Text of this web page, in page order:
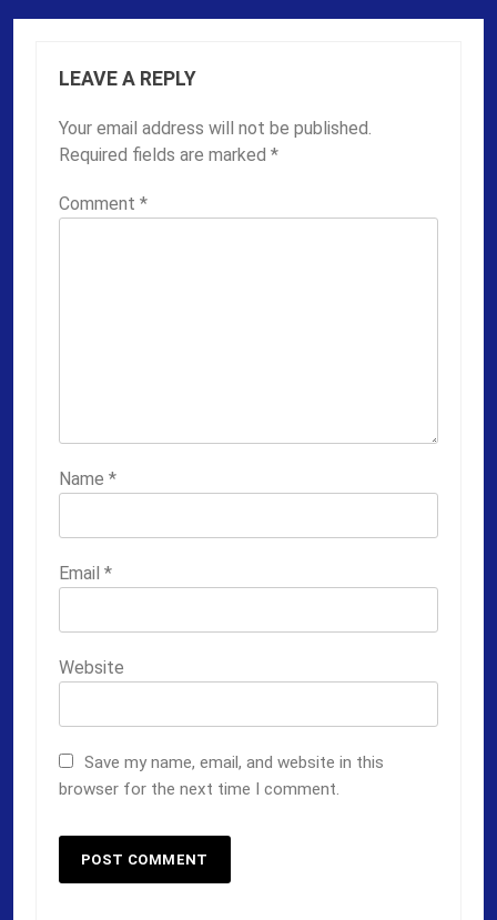
LEAVE A REPLY
Your email address will not be published.
Required fields are marked *
Comment *
Name *
Email *
Website
Save my name, email, and website in this
browser for the next time I comment.